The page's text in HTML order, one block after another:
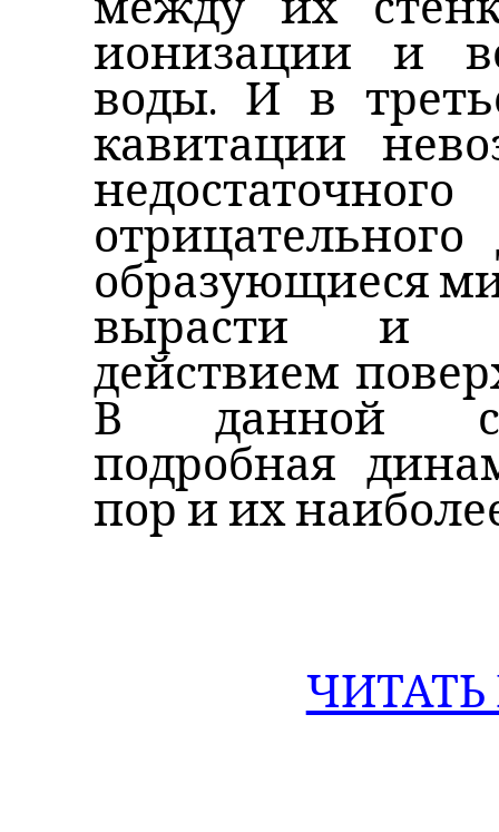
ионизации и
воды. И в
кавитации
образующиеся
вырасти и
действием
В данной
подробная
пор и их